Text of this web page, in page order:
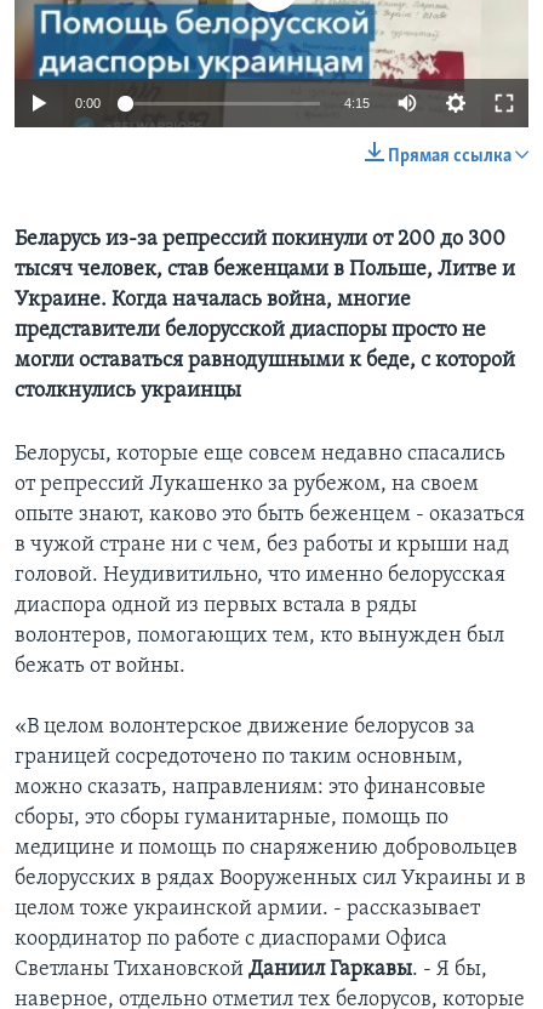
Learning English
СОЦИАЛЬНЫЕ СЕТИ
0:00 4:15
Прямая ссылка
Беларусь из-за репрессий покинули от 200 до 300
тысяч человек, став беженцами в Польше, Литве и
Украине. Когда началась война, многие
представители белорусской диаспоры просто не
могли оставаться равнодушными к беде, с которой
столкнулись украинцы
Белорусы, которые еще совсем недавно спасались
от репрессий Лукашенко за рубежом, на своем
опыте знают, каково это быть беженцем - оказаться
в чужой стране ни с чем, без работы и крыши над
головой. Неудивитильно, что именно белорусская
диаспора одной из первых встала в ряды
волонтеров, помогающиx тем, кто вынужден был
бежать от войны.
«В целом волонтерское движение белорусов за
границей сосредоточено по таким основным,
можно сказать, направлениям: это финансовые
сборы, это сборы гуманитарные, помощь по
медицине и помощь по снаряжению добровольцев
белорусских в рядах Вооруженных сил Украины и в
целом тоже украинской армии. - рассказывает
координатор по работе с диаспорами Офиса
Светланы Тихановской Даниил Гаркавы. - Я бы,
наверное, отдельно отметил тех белорусов, которые